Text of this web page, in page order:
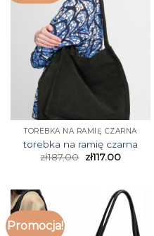
TOREBKA NA RAMIĘ CZARNA
torebka na ramię czarna
zł187.00 zł117.00
Promocja!